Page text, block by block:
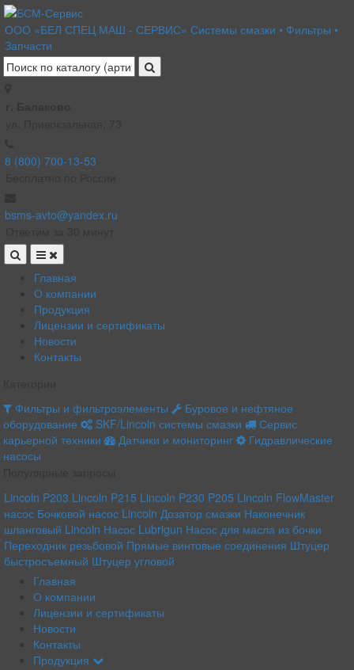
ООО «БЕЛ СПЕЦ МАШ - СЕРВИС» Системы смазки • Фильтры •
Запчасти
8 (800) 700-13-53
bsms-avto@yandex.ru
Главная
О компании
Продукция
Лицензии и сертификаты
Новости
Контакты
Фильтры и фильтроэлементы
Буровое и нефтяное
оборудование
SKF/Lincoln системы смазки
Сервис
карьерной техники
Датчики и мониторинг
Гидравлические
насосы
Lincoln P203 Lincoln P215 Lincoln P230 P205 Lincoln FlowMaster
насос Бочковой насос Lincoln Дозатор смазки Наконечник
шланговый Lincoln Насос Lubrigun Насос для масла из бочки
Переходник резьбовой Прямые винтовые соединения Штуцер
быстросъемный Штуцер угловой
Главная
О компании
Лицензии и сертификаты
Новости
Контакты
Продукция